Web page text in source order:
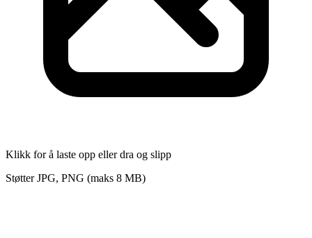
Klikk for å laste opp eller dra og slipp
Støtter JPG, PNG (maks 8 MB)